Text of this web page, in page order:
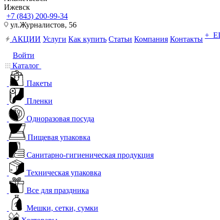
Ижевск
+7 (843) 200-99-34
ул.Журналистов, 56
АКЦИИ Услуги Как купить Статьи Компания Контакты +
Войти
Каталог
Пакеты
Пленки
Одноразовая посуда
Пищевая упаковка
Санитарно-гигиеническая продукция
Техническая упаковка
Все для праздника
Мешки, сетки, сумки